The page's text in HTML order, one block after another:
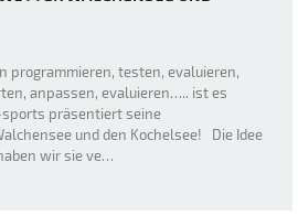
programmieren, testen, evaluieren,
anpassen, evaluieren….. ist es
präsentiert seine
und den Kochelsee! Die Idee
wir sie ve…